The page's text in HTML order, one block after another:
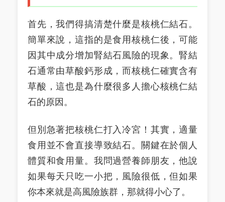
首先，我們得搞清楚什麼是核桃仁結石。
簡單來說，這指的是食用核桃仁後，可能
因其中成分增加腎結石風險的現象。腎結
石通常由草酸鈣形成，而核桃仁確實含有
草酸，這也是為什麼很多人擔心核桃仁結
石的原因。
但別急著把核桃仁打入冷宮！其實，適量
食用並不會直接導致結石。關鍵在於個人
體質和食用量。我問過營養師朋友，他說
如果每天只吃一小把，風險很低，但如果
你本來就是高風險族群，那就得小心了。